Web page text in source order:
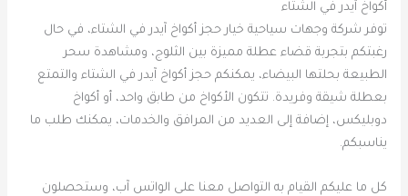
أكواخ آيدر في الشتاء
توفر شركة وجهات سياحية خيار حجز أكواخ آيدر في الشتاء، في حال
رغبتكم بتجربة قضاء عطلة مميزة بين الثلوج، ومشاهدة سحر
الطبيعة بحلتها البيضاء، يمكنكم حجز أكواخ آيدر في الشتاء والتمتع
بعطلة شيقة وفريدة. تتكون الأكواخ من طابق واحد، أو أكواخ
دوبليكس، إضافة إلى العديد من المرافق والخدمات، يمكنك طلب ما
يناسبكم.
كل ما عليكم القيام به التواصل معنا على الواتس آب، وستحصلون